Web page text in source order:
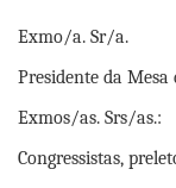
Exmo/a. Sr/a.
Presidente da Mesa
Exmos/as. Srs/as.:
Congressistas,